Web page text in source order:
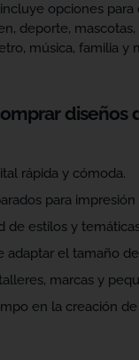
opciones para
deporte, mascotas,
música, familia y
diseños
rápida y cómoda.
para impresión
de estilos y
adaptar el tamaño
marcas y
en la creación